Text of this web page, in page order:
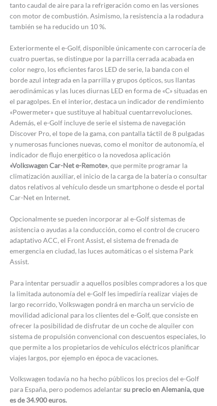
tanto caudal de aire para la refrigeración como en las versiones
con motor de combustión. Asimismo, la resistencia a la rodadura
también se ha reducido un 10 %.
Exteriormente el e-Golf, disponible únicamente con carrocería de
cuatro puertas, se distingue por la parrilla cerrada acabada en
color negro, los eficientes faros LED de serie, la banda con el
borde azul integrada en la parrilla y grupos ópticos, sus llantas
aerodinámicas y las luces diurnas LED en forma de «C» situadas en
el paragolpes. En el interior, destaca un indicador de rendimiento
«Powermeter» que sustituye al habitual cuentarrevoluciones.
Además, el e-Golf incluye de serie el sistema de navegación
Discover Pro, el tope de la gama, con pantalla táctil de 8 pulgadas
y numerosas funciones nuevas, como el monitor de autonomía, el
indicador de flujo energético o la novedosa aplicación
«Volkswagen Car-Net e-Remote», que permite programar la
climatización auxiliar, el inicio de la carga de la batería o consultar
datos relativos al vehículo desde un smartphone o desde el portal
Car-Net en Internet.
Opcionalmente se pueden incorporar al e-Golf sistemas de
asistencia o ayudas a la conducción, como el control de crucero
adaptativo ACC, el Front Assist, el sistema de frenada de
emergencia en ciudad, las luces automáticas o el sistema Park
Assist.
Para intentar persuadir a aquellos posibles compradores a los que
la limitada autonomía del e-Golf les impediría realizar viajes de
largo recorrido, Volkswagen pondrá en marcha un servicio de
movilidad adicional para los clientes del e-Golf, que consiste en
ofrecer la posibilidad de disfrutar de un coche de alquiler con
sistema de propulsión convencional con descuentos especiales, lo
que permite a los propietarios de vehículos eléctricos planificar
viajes largos, por ejemplo en época de vacaciones.
Volkswagen todavía no ha hecho públicos los precios del e-Golf
para España, pero podemos adelantarsu precio en Alemania, que
es de 34.900 euros.